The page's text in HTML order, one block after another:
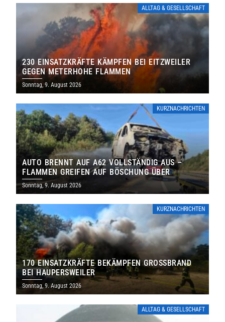
ALLTAG & GESELLSCHAFT
230 EINSATZKRÄFTE KÄMPFEN BEI EITZWEILER
GEGEN METERHOHE FLAMMEN
Sonntag, 9. August 2026
KURZNACHRICHTEN
AUTO BRENNT AUF A62 VOLLSTÄNDIG AUS –
FLAMMEN GREIFEN AUF BÖSCHUNG ÜBER
Sonntag, 9. August 2026
KURZNACHRICHTEN
170 EINSATZKRÄFTE BEKÄMPFEN GROSSBRAND B
EI HAUPERSWEILER
Sonntag, 9. August 2026
ALLTAG & GESELLSCHAFT